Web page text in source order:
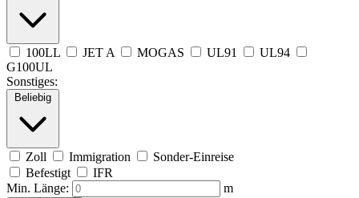
100LL JET A MOGAS UL91
UL94
G100UL
Sonstiges:
Beliebig
Zoll Immigration
Sonder-Einreise
Befestigt
IFR
Min. Länge:
m